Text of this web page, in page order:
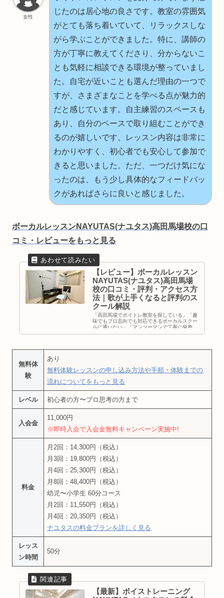
女性
じたのは居心地の良さです。教室の雰囲気
がとても落ち着いていて、リラックスしな
がら学ぶことができました。特に、講師の
方が丁寧に教えてくださり、分からないこ
とも気軽に相談できる環境が整っていまし
た。自宅が近いことも選んだ理由の一つで
すが、さまざまなことを学べる点が魅力的
だと感じています。自主練習のスペースも
あり、自分のペースで取り組むことができ
るのが嬉しいです。レッスン内容は非常に
わかりやすく、初心者でも安心して参加で
きると思いました。ただ、一つだけ気にな
ったのは、もう少し具体的なフィードバッ
クがあればさらに良いと感じました。
ボーカルレッスンNAYUTAS(ナユタス)高田馬場校の口
コミ・レビューをもっと見る
【レビュー】ボーカルレッスン
NAYUTAS(ナユタス)高田馬場
校の口コミ・評判・アクセス方
法｜歌が上手くなると評判のス
クール解説
「高田馬場でボイトレ教室を探している」「趣
味でもプロ志向でも対応できるボーカルスクー
ルに通いたい」「マンツーマンで丁寧に発声を
学べる環境が良い」そんな方へ向けて、
無料体
験
あり
無料体験レッスンの申し込み方法や手順・体験までの
流れについてをもっと見る
レベル 初心者の方〜プロ思考の方まで
入会金
11,000円
※即時入会で入会金無料キャンペーン実施中!
料金
月2回：14,300円（税込）
月3回：19,800円（税込）
月4回：25,300円（税込）
月8回：48,400円（税込）
幼児〜小学生 60分コース
月2回：11,550円（税込）
月4回：20,350円（税込）
ナユタスの料金プランを詳しく見る
レッス
ン時間
50分
【最新】ボイストレーニング